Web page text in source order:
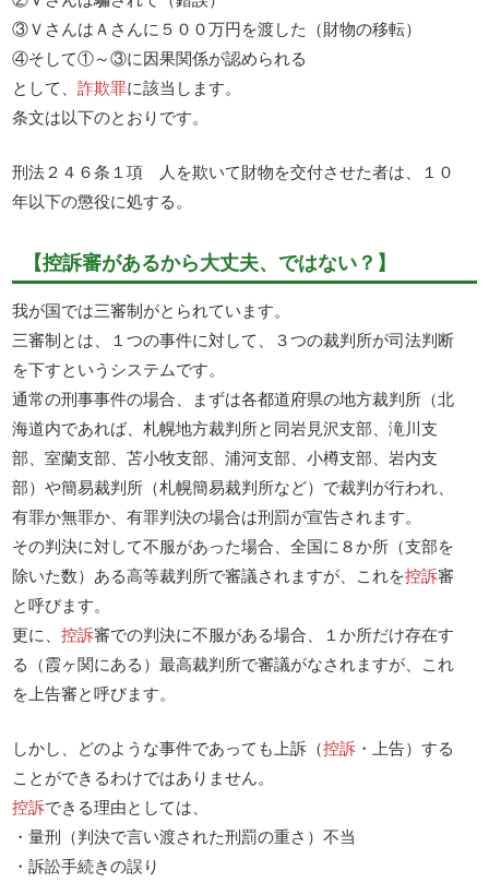
③ＶさんはＡさんに５００万円を渡した（財物の移転）
④そして①～③に因果関係が認められる
として、詐欺罪に該当します。
条文は以下のとおりです。
刑法２４６条１項 人を欺いて財物を交付させた者は、１０
年以下の懲役に処する。
【控訴審があるから大丈夫、ではない？】
我が国では三審制がとられています。
三審制とは、１つの事件に対して、３つの裁判所が司法判断
を下すというシステムです。
通常の刑事事件の場合、まずは各都道府県の地方裁判所（北
海道内であれば、札幌地方裁判所と同岩見沢支部、滝川支
部、室蘭支部、苫小牧支部、浦河支部、小樽支部、岩内支
部）や簡易裁判所（札幌簡易裁判所など）で裁判が行われ、
有罪か無罪か、有罪判決の場合は刑罰が宣告されます。
その判決に対して不服があった場合、全国に８か所（支部を
除いた数）ある高等裁判所で審議されますが、これを控訴審
と呼びます。
更に、控訴審での判決に不服がある場合、１か所だけ存在す
る（霞ヶ関にある）最高裁判所で審議がなされますが、これ
を上告審と呼びます。
しかし、どのような事件であっても上訴（控訴 ・上告）する
ことができるわけではありません。
控訴できる理由としては、
・量刑（判決で言い渡された刑罰の重さ）不当
・訴訟手続きの誤り